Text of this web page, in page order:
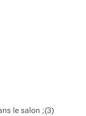
le salon ;(3)